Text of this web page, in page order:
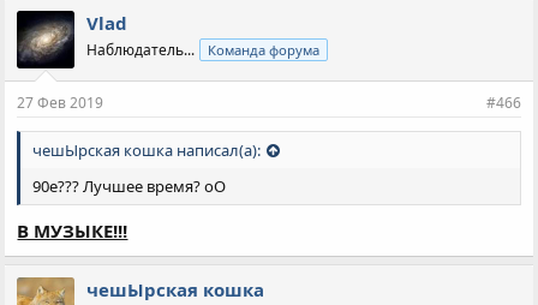
Vlad
Наблюдатель... Команда форума
27 Фев 2019 #466
чешЫрская кошка написал(а):
90е??? Лучшее время? оО
В МУЗЫКЕ!!!
чешЫрская кошка